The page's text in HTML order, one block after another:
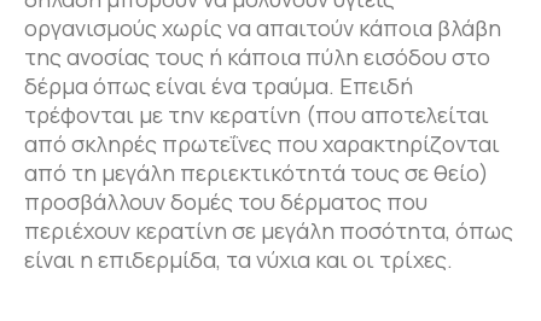
οργανισμούς χωρίς να απαιτούν κάποια βλάβη
της ανοσίας τους ή κάποια πύλη εισόδου στο
δέρμα όπως είναι ένα τραύμα. Επειδή
τρέφονται με την κερατίνη (που αποτελείται
από σκληρές πρωτεΐνες που χαρακτηρίζονται
από τη μεγάλη περιεκτικότητά τους σε θείο)
προσβάλλουν δομές του δέρματος που
περιέχουν κερατίνη σε μεγάλη ποσότητα, όπως
είναι η επιδερμίδα, τα νύχια και οι τρίχες.